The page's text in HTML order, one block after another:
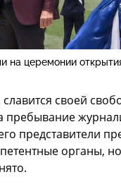
на церемонии
своей
пребывание
представители
органы,